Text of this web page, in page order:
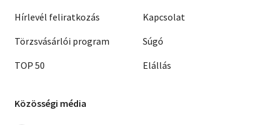
Hírlevél feliratkozás
Törzsvásárlói program
TOP 50
Kapcsolat
Súgó
Elállás
Közösségi média